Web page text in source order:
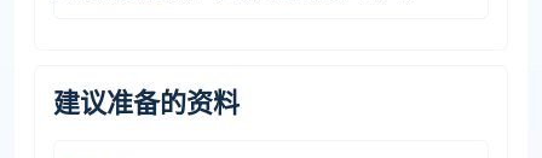
建议准备的资料